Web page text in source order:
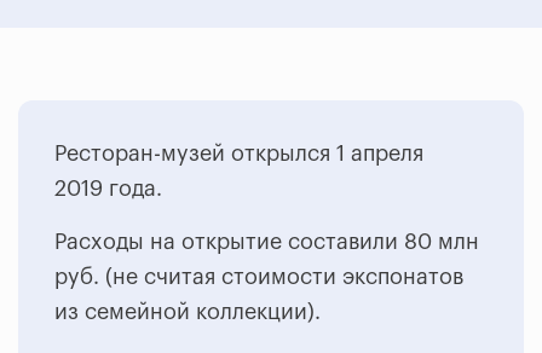
Ресторан-музей открылся 1 апреля
2019 года.
Расходы на открытие составили 80 млн
руб. (не считая стоимости экспонатов
из семейной коллекции).